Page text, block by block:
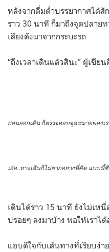
หลังจากดื่มด่ำบรรยากาศได้สั
ราว 30 นาที ก็มาถึงจุดปลาย
เสียงดังมาจากกระบะรถ
“ถึงเวลาเดินแล้วสินะ” ผู้เขีย
ก่อนออกเดิน ก็ตรวจสอบจุดหมายของเ
เอ้อ..ทางเดินก็ไม่ยากอย่างที่คิด แบบนี้ชิ
เดินได้ราว 15 นาที ยังไม่เห
ปรอยๆ ลงมาบ้าง พอให้เราไ
แอบดีใจกับเส้นทางที่เรียบง่า